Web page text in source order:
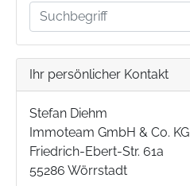
Ihr persönlicher Kontakt
Stefan Diehm
Immoteam GmbH & Co. KG
Friedrich-Ebert-Str. 61a
55286 Wörrstadt